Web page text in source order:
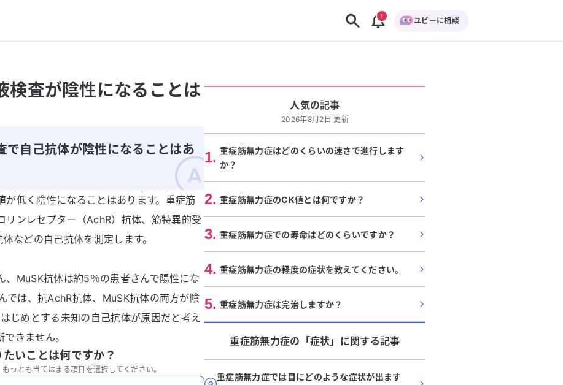
ユビーに相談
検査が陰性になることは
で自己抗体が陰性になることはあ
が低く陰性になることはあります。重症筋
リンレセプター（AchR）抗体、筋特異的受
などの自己抗体を測定します。
MuSK抗体は約5％の患者さんで陽性にな
では、抗AchR抗体、MuSK抗体の両方が陰
じめとする未知の自己抗体が原因だと考え
きません。
いことは何ですか？
っとも当てはまる項目を選択してください。
人気の記事
2026年8月2日 更新
1. 重症筋無力症はどのくらいの速さで進行します
か？
2. 重症筋無力症のCK値とは何ですか？
3. 重症筋無力症での寿命はどのくらいですか？
4. 重症筋無力症の軽度の症状を教えてください。
5. 重症筋無力症は完治しますか？
重症筋無力症の「症状」に関する記事
重症筋無力症では目にどのような症状が出ます